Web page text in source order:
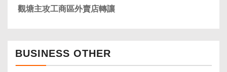
觀塘主攻工商區外賣店轉讓
BUSINESS OTHER